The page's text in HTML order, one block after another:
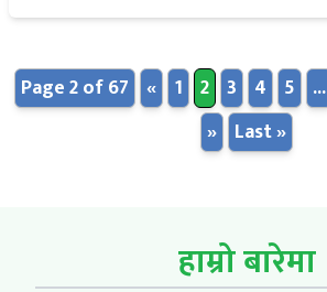
Page 2 of 67 « 1 2 3 4 5 ...
» Last »
हाम्रो बारेमा